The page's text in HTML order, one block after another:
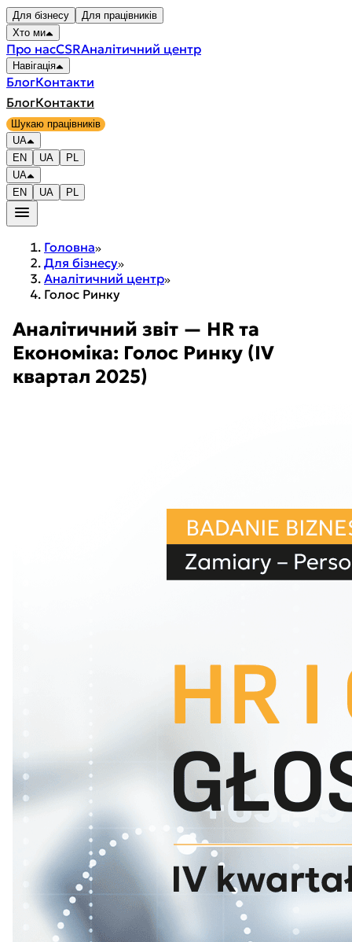
Для бізнесу
Для працівників
Хто ми
Про насCSRАналітичний центр
Навігація
БлогКонтакти
БлогКонтакти
Шукаю працівників
UA
EN
UA
PL
UA
EN
UA PL
Головна
Для бізнесу
Аналітичний центр
Голос Ринку
Аналітичний звіт — HR та
Економіка: Голос Ринку (IV
квартал 2025)